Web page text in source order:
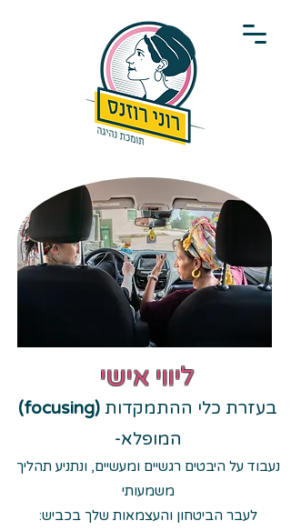
ליווי אישי
בעזרת כלי ההתמקדות (focusing)
המופלא-
נעבוד על היבטים רגשיים ומעשיים, ונתניע תהליך
משמעותי
לעבר הביטחון והעצמאות שלך בכביש: